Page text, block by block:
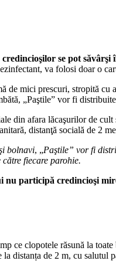
se pot
va folosi doar o
de mici prescuri, stropită
„Paştile” vor fi
din afara lăcaşurilor de
distanţă socială de 2
bolnavi, „Paştile” vor fi
fiecare parohie.
nu participă credincioşi
ce clopotele răsună la
distanța de 2 m, cu salutul